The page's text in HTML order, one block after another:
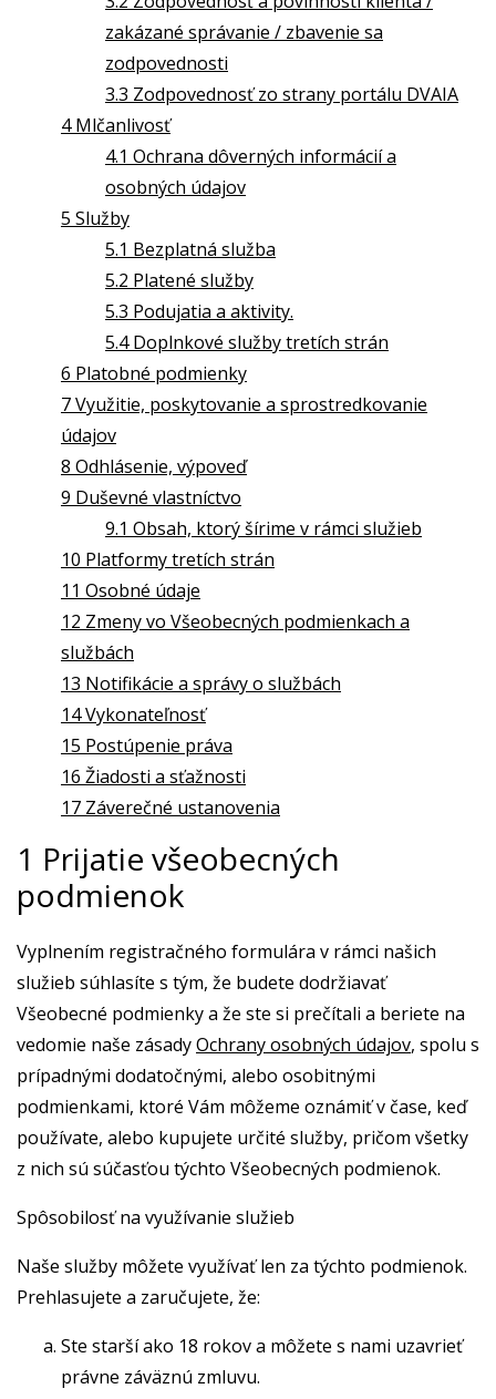
zakázané správanie / zbavenie sa
zodpovednosti
3.3 Zodpovednosť zo strany portálu DVAIA
4 Mlčanlivosť
4.1 Ochrana dôverných informácií a
osobných údajov
5 Služby
5.1 Bezplatná služba
5.2 Platené služby
5.3 Podujatia a aktivity.
5.4 Doplnkové služby tretích strán
6 Platobné podmienky
7 Využitie, poskytovanie a sprostredkovanie
údajov
8 Odhlásenie, výpoveď
9 Duševné vlastníctvo
9.1 Obsah, ktorý šírime v rámci služieb
10 Platformy tretích strán
11 Osobné údaje
12 Zmeny vo Všeobecných podmienkach a
službách
13 Notifikácie a správy o službách
14 Vykonateľnosť
15 Postúpenie práva
16 Žiadosti a sťažnosti
17 Záverečné ustanovenia
1 Prijatie všeobecných
podmienok
Vyplnením registračného formulára v rámci našich
služieb súhlasíte s tým, že budete dodržiavať
Všeobecné podmienky a že ste si prečítali a beriete na
vedomie naše zásadyOchrany osobných údajov, spolu s
prípadnými dodatočnými, alebo osobitnými
podmienkami, ktoré Vám môžeme oznámiť v čase, keď
používate, alebo kupujete určité služby, pričom všetky
z nich sú súčasťou týchto Všeobecných podmienok.
Spôsobilosť na využívanie služieb
Naše služby môžete využívať len za týchto podmienok.
Prehlasujete a zaručujete, že:
Ste starší ako 18 rokov a môžete s nami uzavrieť
právne záväznú zmluvu.